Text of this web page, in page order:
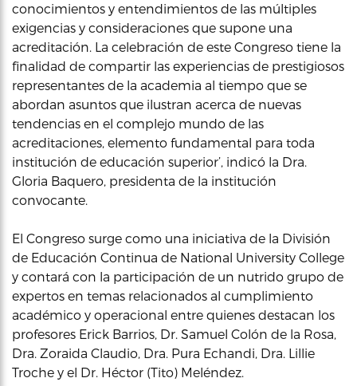
conocimientos y entendimientos de las múltiples
exigencias y consideraciones que supone una
acreditación. La celebración de este Congreso tiene la
finalidad de compartir las experiencias de prestigiosos
representantes de la academia al tiempo que se
abordan asuntos que ilustran acerca de nuevas
tendencias en el complejo mundo de las
acreditaciones, elemento fundamental para toda
institución de educación superior’, indicó la Dra.
Gloria Baquero, presidenta de la institución
convocante.
El Congreso surge como una iniciativa de la División
de Educación Continua de National University College
y contará con la participación de un nutrido grupo de
expertos en temas relacionados al cumplimiento
académico y operacional entre quienes destacan los
profesores Erick Barrios, Dr. Samuel Colón de la Rosa,
Dra. Zoraida Claudio, Dra. Pura Echandi, Dra. Lillie
Troche y el Dr. Héctor (Tito) Meléndez.